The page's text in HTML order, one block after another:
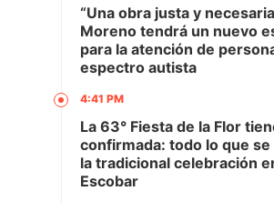
“Una obra justa y
Moreno tendrá un nuevo
para la atención de
espectro autista
4:41 PM
La 63° Fiesta de la Flor
confirmada: todo lo que se
la tradicional celebración
Escobar